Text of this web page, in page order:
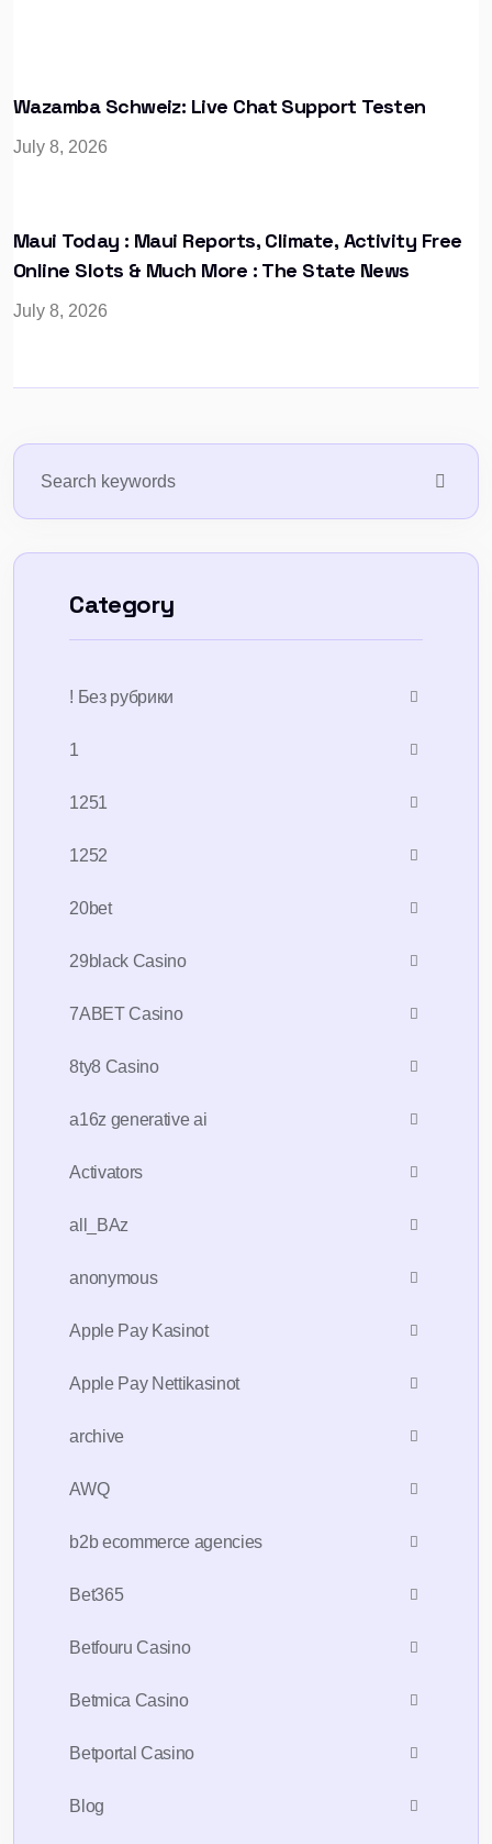
Wazamba Schweiz: Live Chat Support Testen
July 8, 2026
Maui Today : Maui Reports, Climate, Activity Free
Online Slots & Much More : The State News
July 8, 2026
Category
! Без рубрики
1
1251
1252
20bet
29black Casino
7ABET Casino
8ty8 Casino
a16z generative ai
Activators
all_BAz
anonymous
Apple Pay Kasinot
Apple Pay Nettikasinot
archive
AWQ
b2b ecommerce agencies
Bet365
Betfouru Casino
Betmica Casino
Betportal Casino
Blog